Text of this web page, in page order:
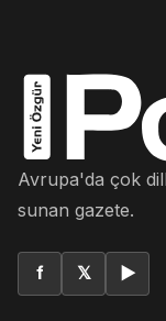
Avrupa'da çok
sunan gazete.
f 𝕏 ▶